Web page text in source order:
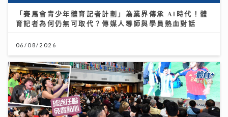
「賽馬會青少年體育記者計劃」為業界傳承 AI時代！體
育記者為何仍無可取代？傳媒人導師與學員熱血對話
06/08/2026